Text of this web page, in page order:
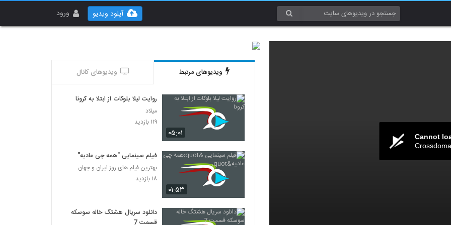
ورود آپلود ویدیو
Cannot
ویدیوهای مرتبط ویدیوهای کانال
۰۵:۰۱
روایت لیلا بلوکات از ابتلا به کرونا
میلاد
۱۱۹ بازدید
۰۱:۵۳
فیلم سینمایی "همه چی عادیه"
بهترین فیلم های روز ایران و جهان
۱۸ بازدید
دانلود سریال هشتگ خاله سوسکه
قسمت 7